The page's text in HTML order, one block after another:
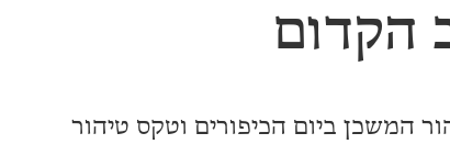
הקדום
המשכן ביום הכיפורים וטקס טיהור